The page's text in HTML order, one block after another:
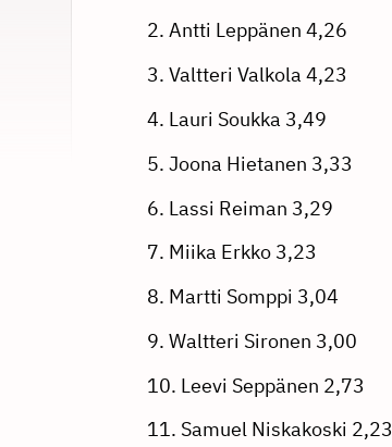
2. Antti Leppänen 4,26
3. Valtteri Valkola 4,23
4. Lauri Soukka 3,49
5. Joona Hietanen 3,33
6. Lassi Reiman 3,29
7. Miika Erkko 3,23
8. Martti Somppi 3,04
9. Waltteri Sironen 3,00
10. Leevi Seppänen 2,73
11. Samuel Niskakoski 2,23